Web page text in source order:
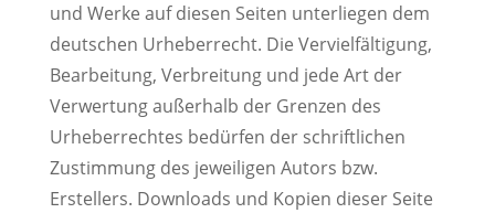
und Werke auf diesen Seiten unterliegen dem
deutschen Urheberrecht. Die Vervielfältigung,
Bearbeitung, Verbreitung und jede Art der
Verwertung außerhalb der Grenzen des
Urheberrechtes bedürfen der schriftlichen
Zustimmung des jeweiligen Autors bzw.
Erstellers. Downloads und Kopien dieser Seite